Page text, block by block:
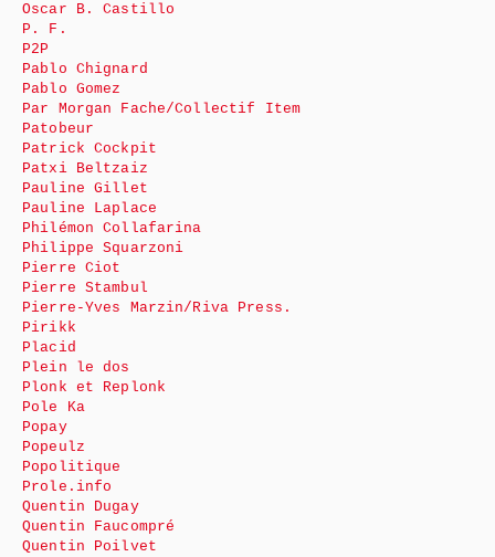
Oscar B. Castillo
P. F.
P2P
Pablo Chignard
Pablo Gomez
Par Morgan Fache/Collectif Item
Patobeur
Patrick Cockpit
Patxi Beltzaiz
Pauline Gillet
Pauline Laplace
Philémon Collafarina
Philippe Squarzoni
Pierre Ciot
Pierre Stambul
Pierre-Yves Marzin/Riva Press.
Pirikk
Placid
Plein le dos
Plonk et Replonk
Pole Ka
Popay
Popeulz
Popolitique
Prole.info
Quentin Dugay
Quentin Faucompré
Quentin Poilvet